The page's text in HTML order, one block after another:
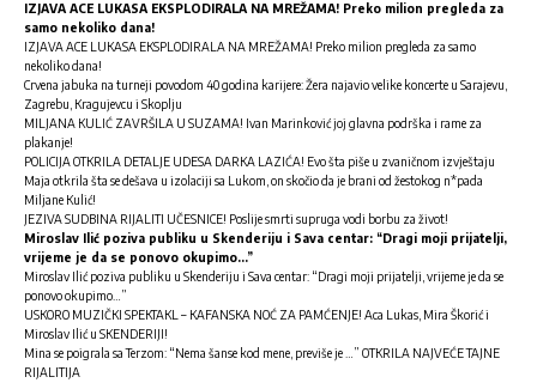
IZJAVA ACE LUKASA EKSPLODIRALA NA MREŽAMA! Preko milion pregleda za
samo nekoliko dana!
IZJAVA ACE LUKASA EKSPLODIRALA NA MREŽAMA! Preko milion pregleda za samo
nekoliko dana!
Crvena jabuka na turneji povodom 40 godina karijere: Žera najavio velike koncerte u Sarajevu,
Zagrebu, Kragujevcu i Skoplju
MILJANA KULIĆ ZAVRŠILA U SUZAMA! Ivan Marinković joj glavna podrška i rame za
plakanje!
POLICIJA OTKRILA DETALJE UDESA DARKA LAZIĆA! Evo šta piše u zvaničnom izvještaju
Maja otkrila šta se dešava u izolaciji sa Lukom, on skočio da je brani od žestokog n*pada
Miljane Kulić!
JEZIVA SUDBINA RIJALITI UČESNICE! Poslije smrti supruga vodi borbu za život!
Miroslav Ilić poziva publiku u Skenderiju i Sava centar: “Dragi moji prijatelji,
vrijeme je da se ponovo okupimo…”
Miroslav Ilić poziva publiku u Skenderiju i Sava centar: “Dragi moji prijatelji, vrijeme je da se
ponovo okupimo…”
USKORO MUZIČKI SPEKTAKL – KAFANSKA NOĆ ZA PAMĆENJE! Aca Lukas, Mira Škorić i
Miroslav Ilić u SKENDERIJI!
Mina se poigrala sa Terzom: “Nema šanse kod mene, previše je …” OTKRILA NAJVEĆE TAJNE
RIJALITIJA